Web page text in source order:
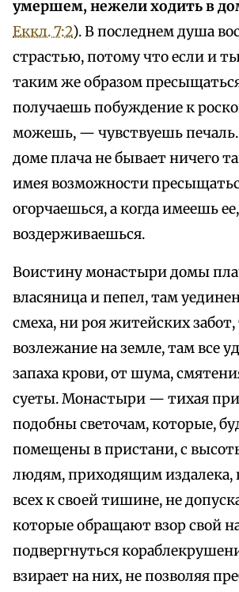
умершем, нежели ходить в
Еккл. 7:2). В последнем душа
страстью, потому что если и
таким же образом
получаешь побуждение к
можешь, — чувствуешь
доме плача не бывает ничего
имея возможности
огорчаешься, а когда имеешь
воздерживаешься.
Воистину монастыри домы
власяница и пепел, там
смеха, ни роя житейских
возлежание на земле, там все
запаха крови, от шума,
суеты. Монастыри — тихая
подобны светочам, которые,
помещены в пристани, с
людям, приходящим издалека,
всех к своей тишине, не
которые обращают взор свой
подвергнуться
взирает на них, не позволяя